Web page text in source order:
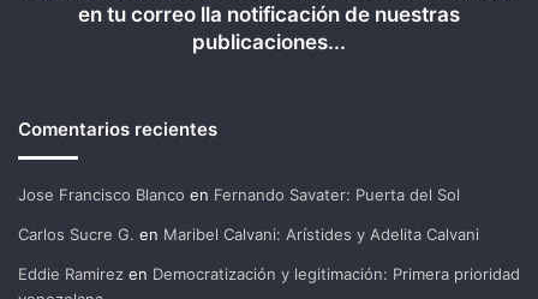
en tu correo lla notificación de nuestras
publicaciones...
Comentarios recientes
Jose Francisco Blanco en Fernando Savater: Puerta del Sol
Carlos Sucre G. en Maribel Calvani: Arístides y Adelita Calvani
Eddie Ramirez en Democratización y legitimación: Primera prioridad